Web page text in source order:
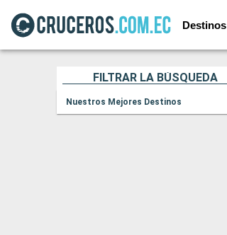
Destinos
FILTRAR LA BÚSQUEDA
Nuestros Mejores Destinos